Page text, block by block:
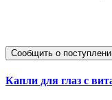
Сообщить о
Капли для глаз с